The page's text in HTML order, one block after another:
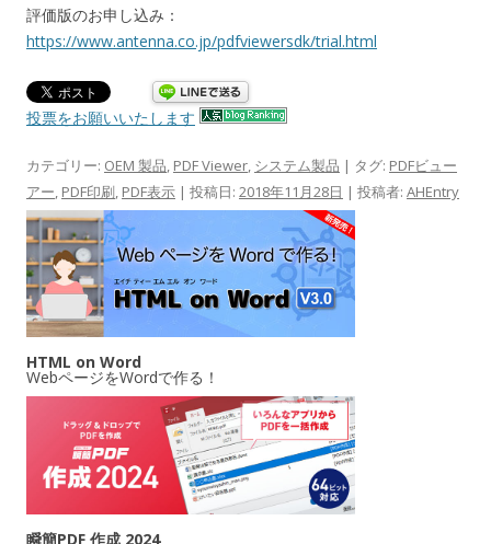
評価版のお申し込み：
https://www.antenna.co.jp/pdfviewersdk/trial.html
投票をお願いいたします
カテゴリー: OEM 製品, PDF Viewer, システム製品 | タグ: PDFビュー
アー, PDF印刷, PDF表示 | 投稿日: 2018年11月28日 | 投稿者: AHEntry
HTML on Word
WebページをWordで作る！
瞬簡PDF 作成 2024